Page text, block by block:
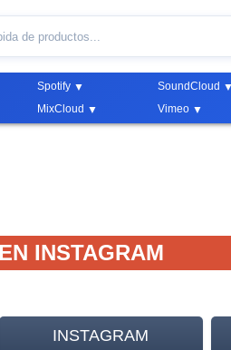
Spotify SoundCloud
MixCloud Vimeo
INSTAGRAM
INSTAGRAM